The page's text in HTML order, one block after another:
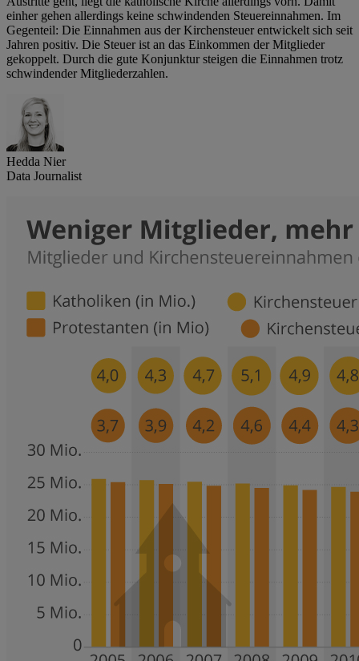
einher gehen allerdings keine schwindenden Steuereinnahmen. Im
Gegenteil: Die Einnahmen aus der Kirchensteuer entwickelt sich seit
Jahren positiv. Die Steuer ist an das Einkommen der Mitglieder
gekoppelt. Durch die gute Konjunktur steigen die Einnahmen trotz
schwindender Mitgliederzahlen.
Hedda Nier
Data Journalist